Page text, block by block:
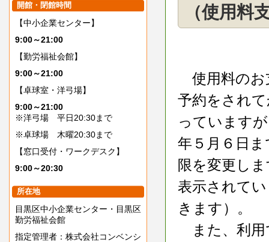
開館・閉館時間
【中小企業センター】
9:00～21:00
【勤労福祉会館】
9:00～21:00
【卓球室・洋弓場】
9:00～21:00
※洋弓場 平日20:30まで
※卓球場 木曜20:30まで
【窓口受付・ワークデスク】
9:00～20:30
所在地
目黒区中小企業センター・目黒区
勤労福祉会館
指定管理者：株式会社コンベンシ
（使用料
使用料のお
予約をされ
っています
年５月６日
限を変更し
表示されて
きます）。
また、利用